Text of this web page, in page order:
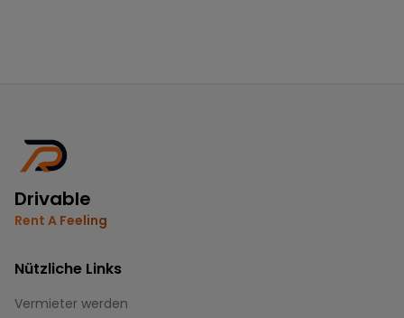
Drivable
Rent A Feeling
Nützliche Links
Vermieter werden